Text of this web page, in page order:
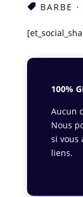
 BARBE ·
100%
Aucun
Nous
si vous
liens.